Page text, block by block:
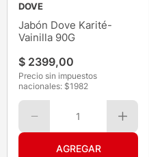
DOVE
Jabón Dove Karité-
Vainilla 90G
$ 2399,00
Precio sin impuestos
nacionales: $1982
1